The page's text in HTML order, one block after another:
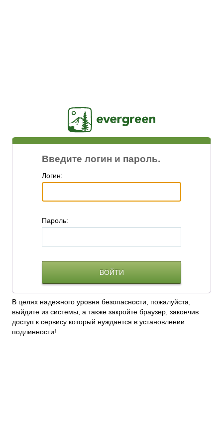
Введите логин и пароль.
Логин:
Пароль:
В целях надежного уровня безопасности, пожалуйста,
выйдите из системы, а также закройте браузер, закончив
доступ к сервису который нуждается в установлении
подлинности!